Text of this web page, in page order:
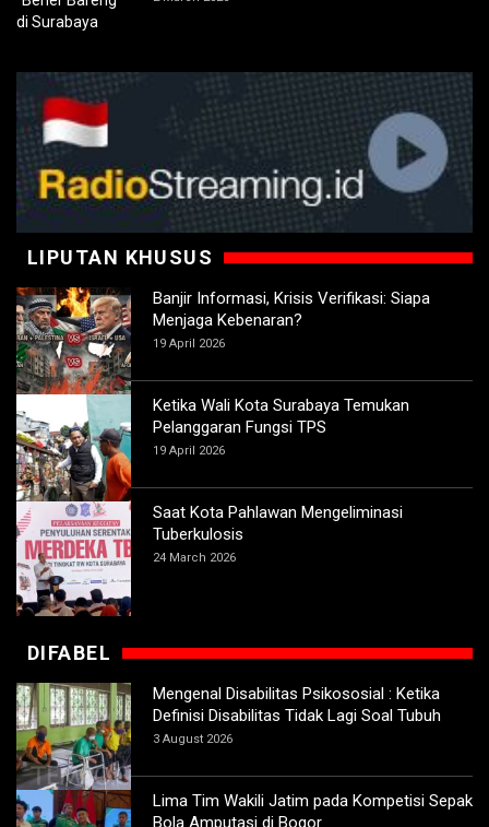
LIPUTAN KHUSUS
Banjir Informasi, Krisis Verifikasi: Siapa
Menjaga Kebenaran?
19 April 2026
Ketika Wali Kota Surabaya Temukan
Pelanggaran Fungsi TPS
19 April 2026
Saat Kota Pahlawan Mengeliminasi
Tuberkulosis
24 March 2026
DIFABEL
Mengenal Disabilitas Psikososial : Ketika
Definisi Disabilitas Tidak Lagi Soal Tubuh
3 August 2026
Lima Tim Wakili Jatim pada Kompetisi Sepak
Bola Amputasi di Bogor